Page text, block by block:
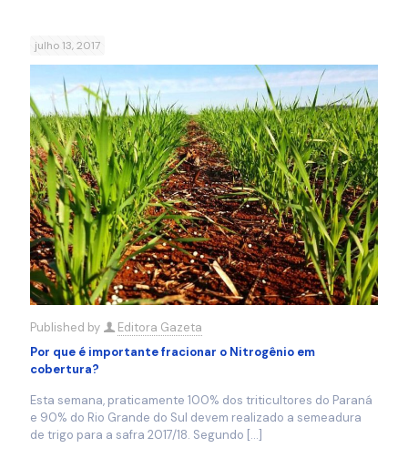
julho 13, 2017
Published by
Editora Gazeta
Por que é importante fracionar o Nitrogênio em
cobertura?
Esta semana, praticamente 100% dos triticultores do Paraná
e 90% do Rio Grande do Sul devem realizado a semeadura
de trigo para a safra 2017/18. Segundo […]